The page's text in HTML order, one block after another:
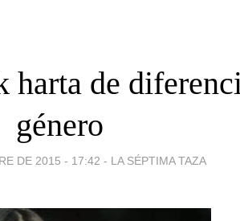
harta de
género
DE 2015 - 17:42 - LA SÉPTIMA TAZA